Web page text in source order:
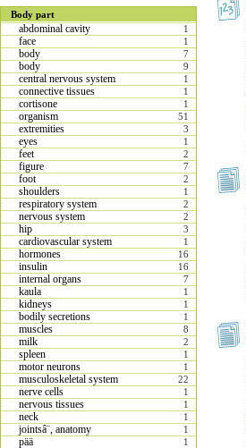
Body part
abdominal cavity 1
face 1
body 7
body 9
central nervous system 1
connective tissues 1
cortisone 1
organism 51
extremities 3
eyes 1
feet 2
figure 7
foot 2
shoulders 1
respiratory system 2
nervous system 2
hip 3
cardiovascular system 1
hormones 16
insulin 16
internal organs 7
kaula 1
kidneys 1
bodily secretions 1
muscles 8
milk 2
spleen 1
motor neurons 1
musculoskeletal system 22
nerve cells 1
nervous tissues 1
neck 1
jointsâ¨, anatomy 1
pää 1